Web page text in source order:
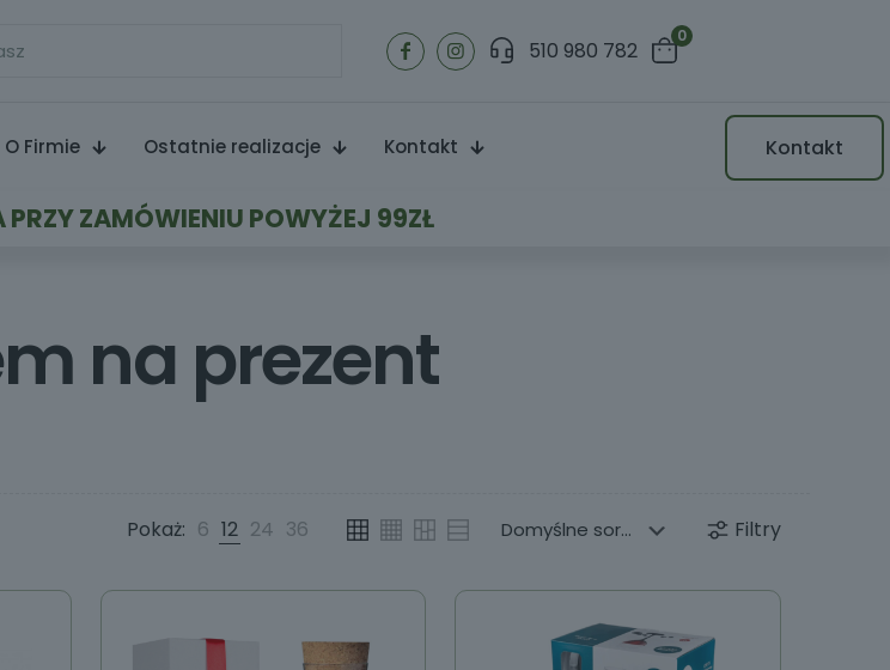
510 980 782
0
O Firmie Ostatnie realizacje Kontakt Kontakt
ZAMÓWIENIU POWYŻEJ 99ZŁ
na prezent
Pokaż: 6 12 24 36 Filtry